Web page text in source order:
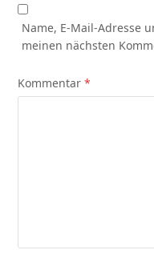
Name, E-Mail-Adresse
meinen nächsten
Kommentar*